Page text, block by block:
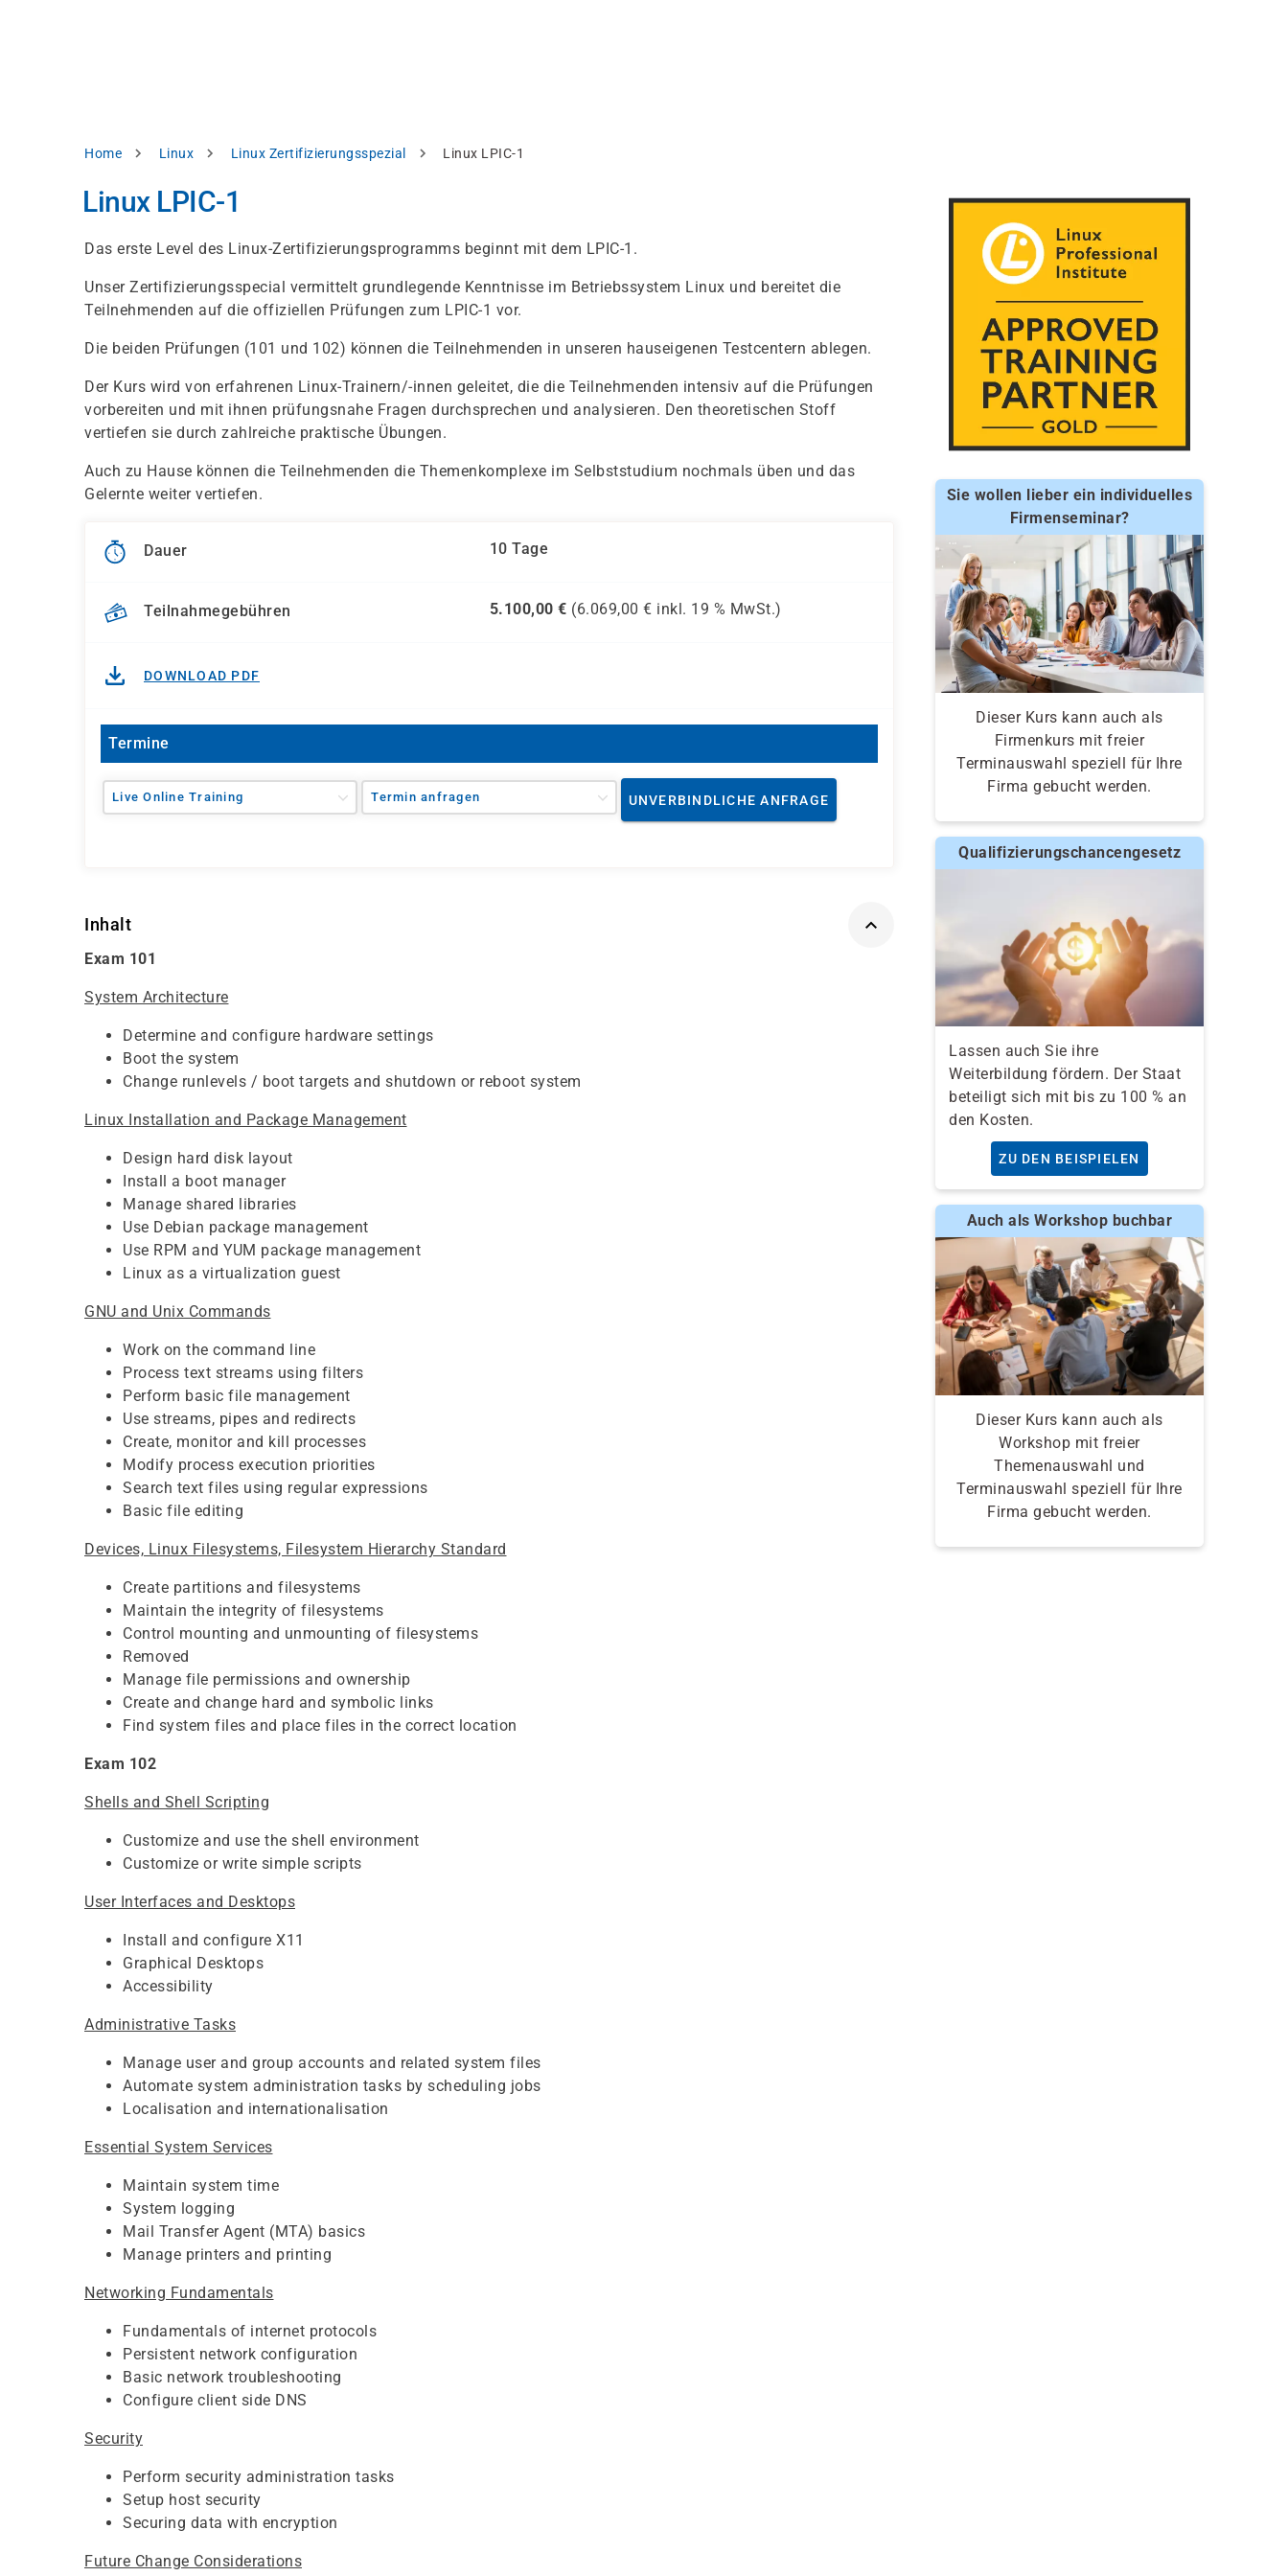
Pfadnavigation
Home Linux Linux Zertifizierungsspezial Linux LPIC-1
Linux LPIC-1
Das erste Level des Linux-Zertifizierungsprogramms beginnt mit dem LPIC-1.
Unser Zertifizierungsspecial vermittelt grundlegende Kenntnisse im Betriebssystem Linux und bereitet die
Teilnehmenden auf die offiziellen Prüfungen zum LPIC-1 vor.
Die beiden Prüfungen (101 und 102) können die Teilnehmenden in unseren hauseigenen Testcentern ablegen.
Der Kurs wird von erfahrenen Linux-Trainern/-innen geleitet, die die Teilnehmenden intensiv auf die Prüfungen
vorbereiten und mit ihnen prüfungsnahe Fragen durchsprechen und analysieren. Den theoretischen Stoff
vertiefen sie durch zahlreiche praktische Übungen.
Auch zu Hause können die Teilnehmenden die Themenkomplexe im Selbststudium nochmals üben und das
Gelernte weiter vertiefen.
Dauer 10 Tage
Teilnahmegebühren 5.100,00 € (6.069,00 € inkl. 19 % MwSt.)
DOWNLOAD PDF
Termine
Live Online Training Termin anfragen UNVERBINDLICHE ANFRAGE
Inhalt
Exam 101
System Architecture
Determine and configure hardware settings
Boot the system
Change runlevels / boot targets and shutdown or reboot system
Linux Installation and Package Management
Design hard disk layout
Install a boot manager
Manage shared libraries
Use Debian package management
Use RPM and YUM package management
Linux as a virtualization guest
GNU and Unix Commands
Work on the command line
Process text streams using filters
Perform basic file management
Use streams, pipes and redirects
Create, monitor and kill processes
Modify process execution priorities
Search text files using regular expressions
Basic file editing
Devices, Linux Filesystems, Filesystem Hierarchy Standard
Create partitions and filesystems
Maintain the integrity of filesystems
Control mounting and unmounting of filesystems
Removed
Manage file permissions and ownership
Create and change hard and symbolic links
Find system files and place files in the correct location
Exam 102
Shells and Shell Scripting
Customize and use the shell environment
Customize or write simple scripts
User Interfaces and Desktops
Install and configure X11
Graphical Desktops
Accessibility
Administrative Tasks
Manage user and group accounts and related system files
Automate system administration tasks by scheduling jobs
Localisation and internationalisation
Essential System Services
Maintain system time
System logging
Mail Transfer Agent (MTA) basics
Manage printers and printing
Networking Fundamentals
Fundamentals of internet protocols
Persistent network configuration
Basic network troubleshooting
Configure client side DNS
Security
Perform security administration tasks
Setup host security
Securing data with encryption
Future Change Considerations
Sie wollen lieber ein individuelles
Firmenseminar?
Dieser Kurs kann auch als
Firmenkurs mit freier
Terminauswahl speziell für Ihre
Firma gebucht werden.
Qualifizierungschancengesetz
Lassen auch Sie ihre
Weiterbildung fördern. Der Staat
beteiligt sich mit bis zu 100 % an
den Kosten.
ZU DEN BEISPIELEN
Auch als Workshop buchbar
Dieser Kurs kann auch als
Workshop mit freier
Themenauswahl und
Terminauswahl speziell für Ihre
Firma gebucht werden.
Datenschutzhinweis